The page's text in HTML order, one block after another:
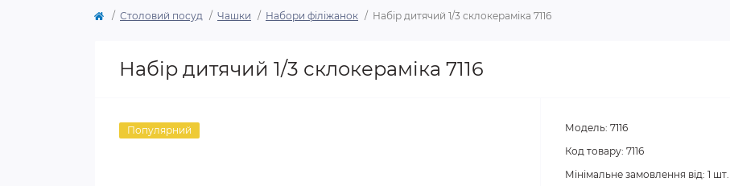
Столовий посуд Чашки Набори філіжанок Набір дитячий 1/3 склокераміка 7116
Набір дитячий 1/3 склокераміка 7116
Популярний Модель: 7116
Код товару: 7116
Мінімальне замовлення від: 1 шт.